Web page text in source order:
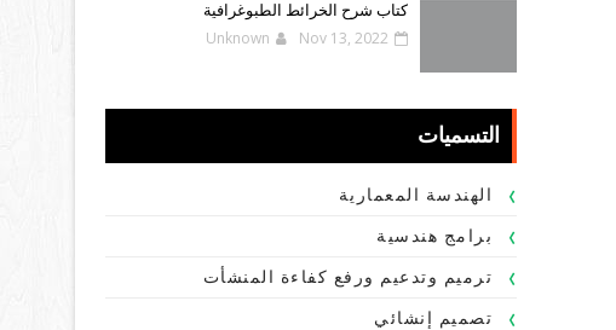
كتاب شرح الخرائط الطبوغرافية
Unknown Nov 13, 2022
التسميات
الهندسة المعمارية
برامج هندسية
ترميم وتدعيم ورفع كفاءة المنشأت
تصميم إنشائي